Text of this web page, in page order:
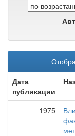
Дата
публикации
1975